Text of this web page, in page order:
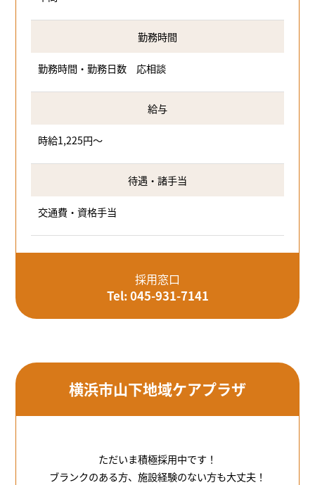
勤務時間
勤務時間・勤務日数 応相談
給与
時給1,225円～
待遇・諸手当
交通費・資格手当
採用窓口
Tel: 045-931-7141
横浜市山下地域ケアプラザ
ただいま積極採用中です！
ブランクのある方、施設経験のない方も大丈夫！